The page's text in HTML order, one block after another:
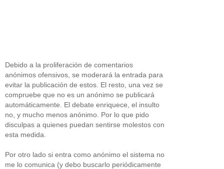
Debido a la proliferación de comentarios
anónimos ofensivos, se moderará la entrada para
evitar la publicación de estos. El resto, una vez se
compruebe que no es un anónimo se publicará
automáticamente. El debate enriquece, el insulto
no, y mucho menos anónimo. Por lo que pido
disculpas a quienes puedan sentirse molestos con
esta medida.
Por otro lado si entra como anónimo el sistema no
me lo comunica (y debo buscarlo periódicamente